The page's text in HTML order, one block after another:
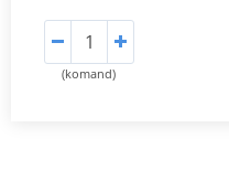
(komand)